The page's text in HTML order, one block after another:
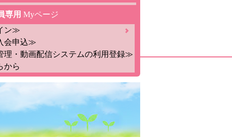
専用 Myページ
ン≫
会申込≫
理・動画配信システムの利用登録≫
から